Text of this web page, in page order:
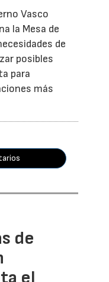
Vasco
la Mesa de
de
posibles
para
más
de